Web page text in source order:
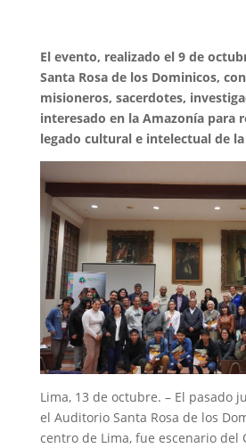
El evento, realizado el 9 de
Santa Rosa de los Dominicos,
misioneros, sacerdotes,
interesado en la Amazonía para
legado cultural e intelectual de
Lima, 13 de octubre. – El pasado
el Auditorio Santa Rosa de los
centro de Lima, fue escenario del